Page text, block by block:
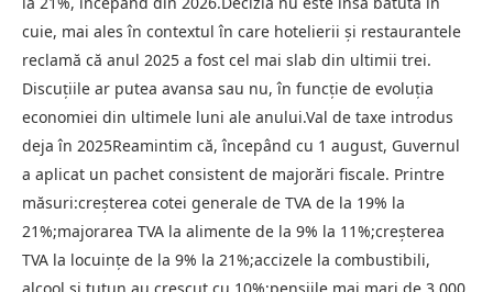
cuie, mai ales în contextul în care hotelierii și restaurantele
reclamă că anul 2025 a fost cel mai slab din ultimii trei.
Discuțiile ar putea avansa sau nu, în funcție de evoluția
economiei din ultimele luni ale anului.Val de taxe introdus
deja în 2025Reamintim că, începând cu 1 august, Guvernul
a aplicat un pachet consistent de majorări fiscale. Printre
măsuri:creșterea cotei generale de TVA de la 19% la
21%;majorarea TVA la alimente de la 9% la 11%;creșterea
TVA la locuințe de la 9% la 21%;accizele la combustibili,